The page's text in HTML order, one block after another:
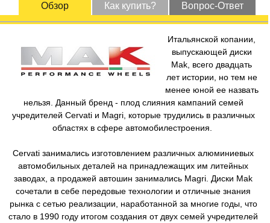
Обзор Как купить? Вопрос-Ответ
Итальянской копании,
выпускающей диски
Mak, всего двадцать
лет истории, но тем не
менее юной ее назвать
нельзя. Данный бренд - плод слияния кампаний семей
учредителей Cervati и Magri, которые трудились в различных
областях в сфере автомобилестроения.
Cervati занимались изготовлением различных алюминиевых
автомобильных деталей на принадлежащих им литейных
заводах, а продажей автошин занимались Magri. Диски Mak
сочетали в себе передовые технологии и отличные знания
рынка с сетью реализации, наработанной за многие годы, что
стало в 1990 году итогом создания от двух семей учредителей